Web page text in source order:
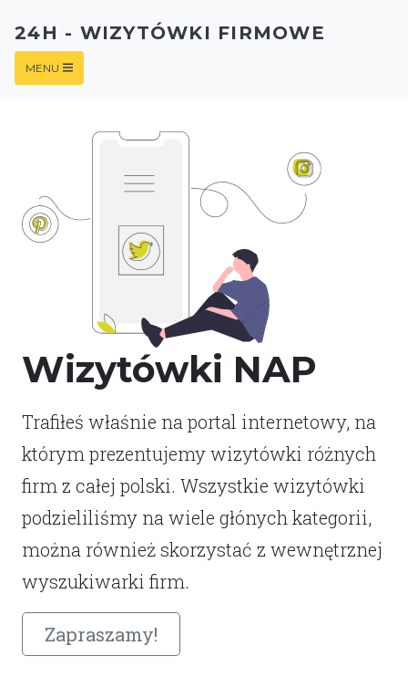
Wizytówki NAP
Trafiłeś właśnie na portal internetowy, na
którym prezentujemy wizytówki różnych
firm z całej polski. Wszystkie wizytówki
podzieliliśmy na wiele głónych kategorii,
można również skorzystać z wewnętrznej
wyszukiwarki firm.
Zapraszamy!
24H - WIZYTÓWKI FIRMOWE
MENU